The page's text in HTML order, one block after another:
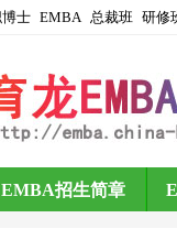
士 EMBA 总裁班 研修
EMBA招生简章